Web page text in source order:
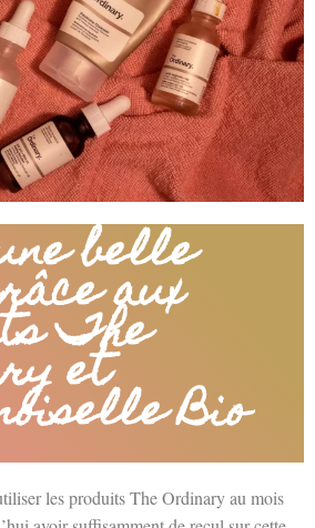
belle
aux
The
et Bio
les produits The Ordinary au mois